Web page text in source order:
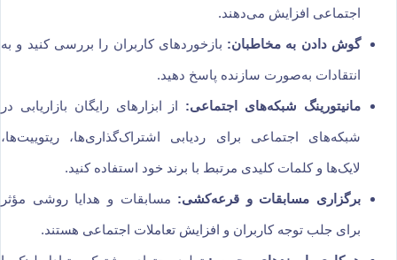
اجتماعی افزایش می‌دهند.
گوش دادن به مخاطبان: بازخوردهای کاربران را بررسی کنید و به
انتقادات به‌صورت سازنده پاسخ دهید.
مانیتورینگ شبکه‌های اجتماعی: از ابزارهای رایگان بازاریابی در
شبکه‌های اجتماعی برای ردیابی اشتراک‌گذاری‌ها، ریتوییت‌ها،
لایک‌ها و کلمات کلیدی مرتبط با برند خود استفاده کنید.
برگزاری مسابقات و قرعه‌کشی: مسابقات و هدایا روشی مؤثر
برای جلب توجه کاربران و افزایش تعاملات اجتماعی هستند.